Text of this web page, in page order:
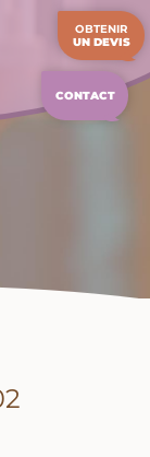
OBTENIR
UN DEVIS
CONTACT